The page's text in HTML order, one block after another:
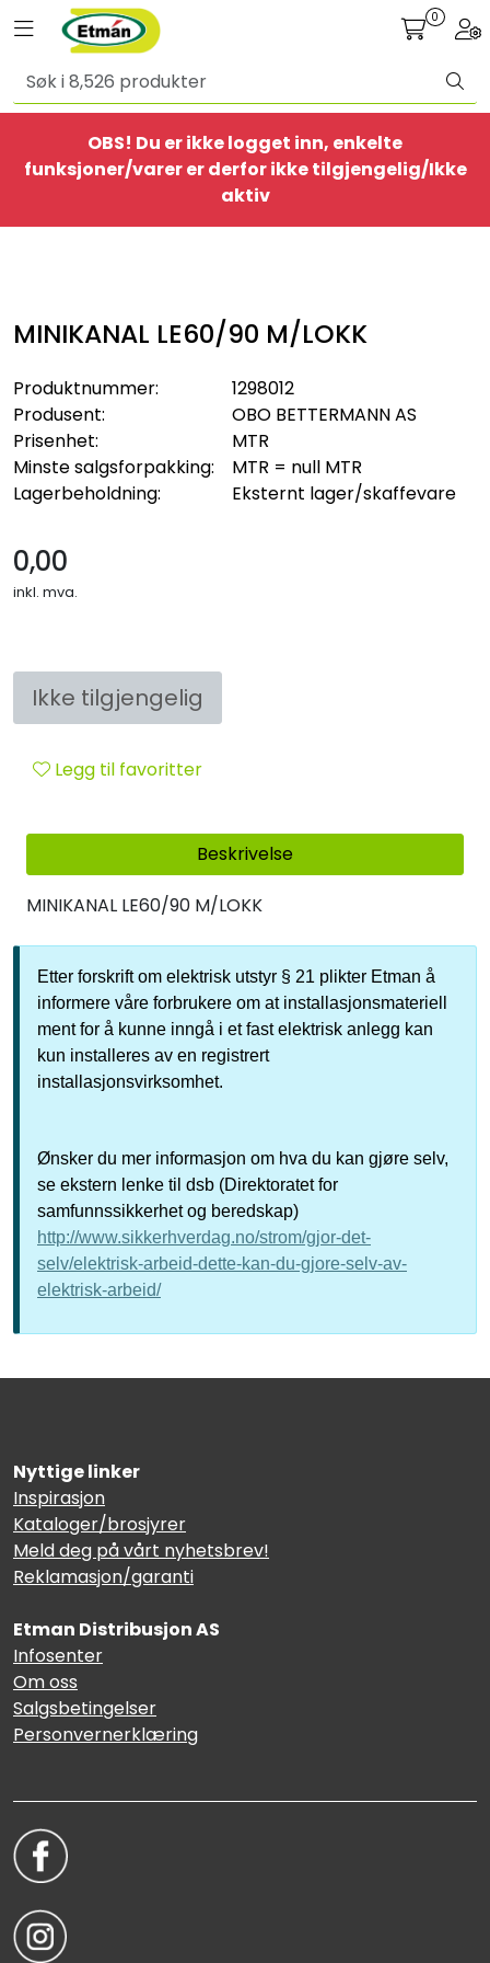
Skip to main content
Toggle navigation 0
OBS! Du er ikke logget inn, enkelte
funksjoner/varer er derfor ikke tilgjengelig/Ikke
aktiv
MINIKANAL LE60/90 M/LOKK
Produktnummer:
1298012
Produsent:
OBO BETTERMANN AS
Prisenhet:
MTR
Minste salgsforpakking:
MTR = null MTR
Lagerbeholdning:
Eksternt lager/skaffevare
0,00
inkl. mva.
Ikke tilgjengelig
Legg til favoritter
Beskrivelse
MINIKANAL LE60/90 M/LOKK
Etter forskrift om elektrisk utstyr § 21 plikter Etman å
informere våre forbrukere om at installasjonsmateriell
ment for å kunne inngå i et fast elektrisk anlegg kan
kun installeres av en registrert
installasjonsvirksomhet.
Ønsker du mer informasjon om hva du kan gjøre selv,
se ekstern lenke til dsb (Direktoratet for
samfunnssikkerhet og beredskap)
http://www.sikkerhverdag.no/strom/gjor-det-
selv/elektrisk-arbeid-dette-kan-du-gjore-selv-av-
elektrisk-arbeid/
Nyttige linker
Inspirasjon
Kataloger/brosjyrer
Meld deg på vårt nyhetsbrev!
Reklamasjon/garanti
Etman Distribusjon AS
Infosenter
Om oss
Salgsbetingelser
Personvernerklæring
Alle produkter
BestSelgere
Provisorisk
Bolig
Belysning
Sikringsmateriell
Kabler
Outlet